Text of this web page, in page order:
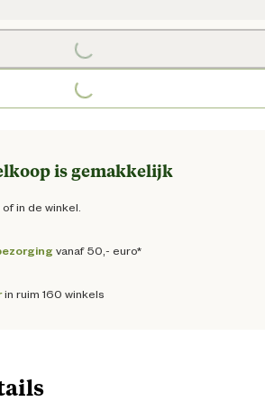
Loading...
Loading...
is gemakkelijk
in de winkel.
vanaf 50,- euro*
in ruim 160 winkels